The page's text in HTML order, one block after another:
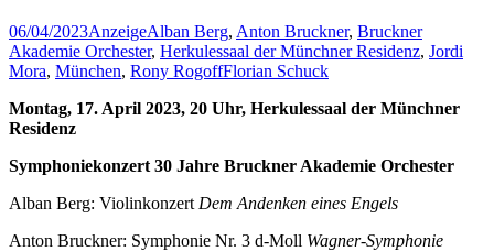
06/04/2023AnzeigeAlban Berg, Anton Bruckner, Bruckner
Akademie Orchester, Herkulessaal der Münchner Residenz, Jordi
Mora, München, Rony RogoffFlorian Schuck
Montag, 17. April 2023, 20 Uhr, Herkulessaal der Münchner
Residenz
Symphoniekonzert 30 Jahre Bruckner Akademie Orchester
Alban Berg: Violinkonzert Dem Andenken eines Engels
Anton Bruckner: Symphonie Nr. 3 d-Moll Wagner-Symphonie